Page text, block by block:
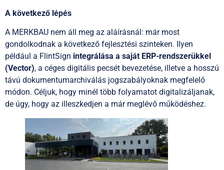
A következő lépés
A MERKBAU nem áll meg az aláírásnál: már most
gondolkodnak a következő fejlesztési szinteken. Ilyen
például a FlintSign integrálása a saját ERP-rendszerükkel
(Vector), a céges digitális pecsét bevezetése, illetve a hosszú
távú dokumentumarchiválás jogszabályoknak megfelelő
módon. Céljuk, hogy minél több folyamatot digitalizáljanak,
de úgy, hogy az illeszkedjen a már meglévő működéshez.